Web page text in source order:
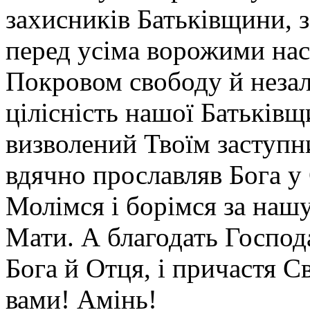
захисників
перед усіма ворожими
Покровом свободу й
цілісність нашої
визволений Твоїм
вдячно прославляв Бога
Молімся і борімся за
Мати. А благодать
Бога й Отця, і причастя
вами! Амінь!
Слово
своєму.
Вона
подає
нам
справжньої
учениці
вміти,
служити. Все
починається
щоб
зрозуміти
час
Божий,
момент,
коли